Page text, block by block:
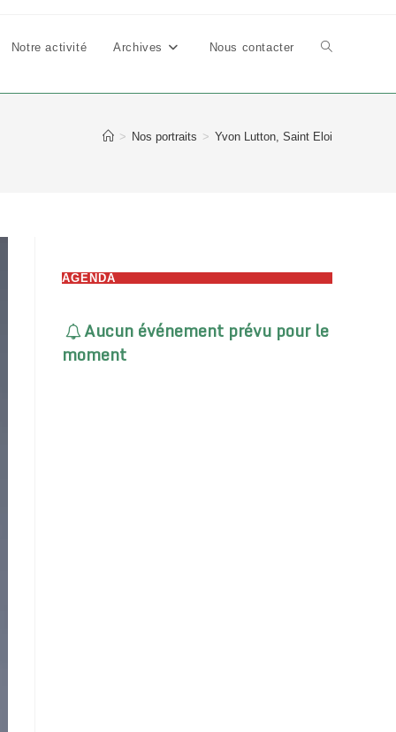
Notre activité Archives Nous contacter Toggle
> Nos portraits > Yvon Lutton, Saint Eloi
AGENDA
Aucun événement prévu pour le
moment